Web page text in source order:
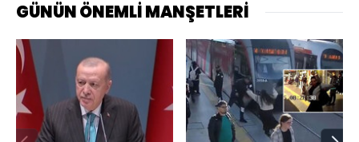
GÜNÜN ÖNEMLİ MANŞETLERİ